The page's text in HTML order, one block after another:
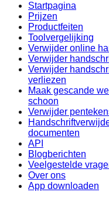
Startpagina
Prijzen
Productfeiten
Toolvergelijking
Verwijder online
Verwijder
Verwijder
verliezen
Maak gescande
schoon
Verwijder
documenten
API
Blogberichten
Veelgestelde
Over ons
App downloaden